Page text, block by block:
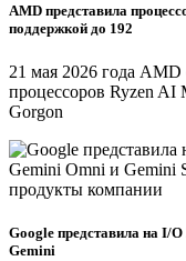
AMD представила
поддержкой до 192
21 мая 2026 года
процессоров Ryzen AI
Gorgon
Google представила на I/
Gemini